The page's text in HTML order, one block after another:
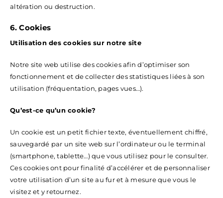
altération ou destruction.
6. Cookies
Utilisation des cookies sur notre site
Notre site web utilise des cookies afin d’optimiser son
fonctionnement et de collecter des statistiques liées à son
utilisation (fréquentation, pages vues…).
Qu’est-ce qu’un cookie?
Un cookie est un petit fichier texte, éventuellement chiffré,
sauvegardé par un site web sur l’ordinateur ou le terminal
(smartphone, tablette…) que vous utilisez pour le consulter.
Ces cookies ont pour finalité d’accélérer et de personnaliser
votre utilisation d’un site au fur et à mesure que vous le
visitez et y retournez.